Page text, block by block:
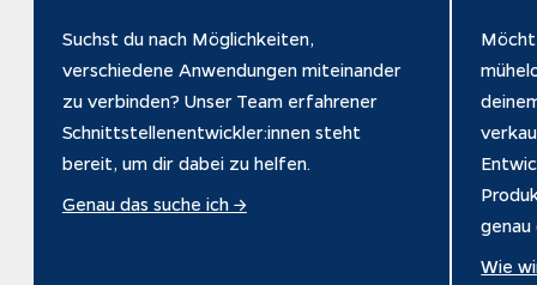
Suchst du nach Möglichkeiten,
verschiedene Anwendungen miteinander
zu verbinden? Unser Team erfahrener
Schnittstellenentwickler:innen steht
bereit, um dir dabei zu helfen.
Genau das suche ich →
Wie